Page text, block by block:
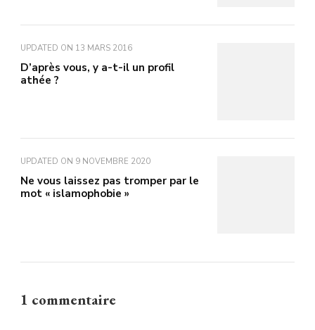
UPDATED ON 13 MARS 2016
D’après vous, y a-t-il un profil
athée ?
UPDATED ON 9 NOVEMBRE 2020
Ne vous laissez pas tromper par le
mot « islamophobie »
1 commentaire